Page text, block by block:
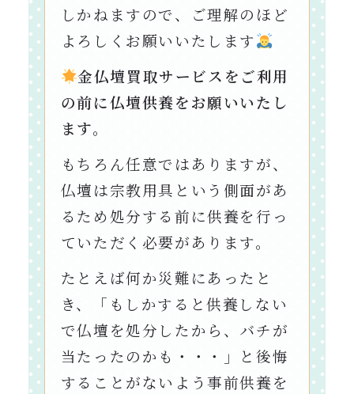
しかねますので、ご理解のほど
よろしくお願いいたします
金仏壇買取サービスをご利用
の前に仏壇供養をお願いいたし
ます。
もちろん任意ではありますが、
仏壇は宗教用具という側面があ
るため処分する前に供養を行っ
ていただく必要があります。
たとえば何か災難にあったと
き、「もしかすると供養しない
で仏壇を処分したから、バチが
当たったのかも・・・」と後悔
することがないよう事前供養を